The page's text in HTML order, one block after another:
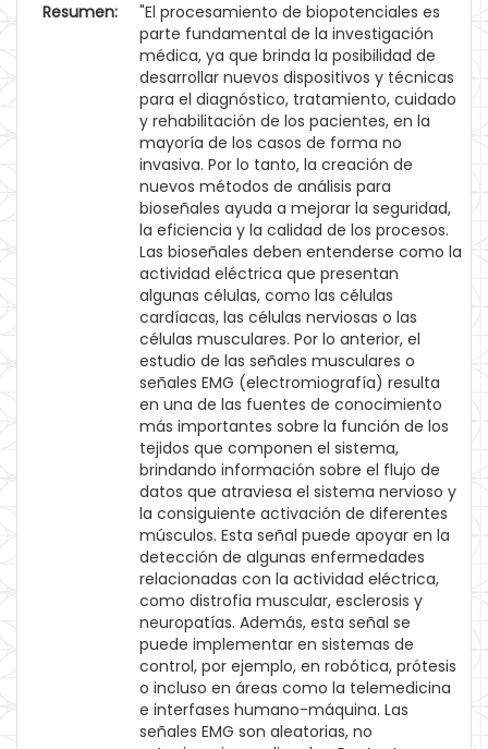
Resumen:
"El procesamiento de biopotenciales es
parte fundamental de la investigación
médica, ya que brinda la posibilidad de
desarrollar nuevos dispositivos y técnicas
para el diagnóstico, tratamiento, cuidado
y rehabilitación de los pacientes, en la
mayoría de los casos de forma no
invasiva. Por lo tanto, la creación de
nuevos métodos de análisis para
bioseñales ayuda a mejorar la seguridad,
la eficiencia y la calidad de los procesos.
Las bioseñales deben entenderse como la
actividad eléctrica que presentan
algunas células, como las células
cardíacas, las células nerviosas o las
células musculares. Por lo anterior, el
estudio de las señales musculares o
señales EMG (electromiografía) resulta
en una de las fuentes de conocimiento
más importantes sobre la función de los
tejidos que componen el sistema,
brindando información sobre el flujo de
datos que atraviesa el sistema nervioso y
la consiguiente activación de diferentes
músculos. Esta señal puede apoyar en la
detección de algunas enfermedades
relacionadas con la actividad eléctrica,
como distrofia muscular, esclerosis y
neuropatías. Además, esta señal se
puede implementar en sistemas de
control, por ejemplo, en robótica, prótesis
o incluso en áreas como la telemedicina
e interfases humano-máquina. Las
señales EMG son aleatorias, no